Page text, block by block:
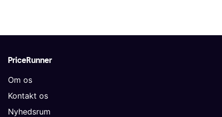
PriceRunner
Om os
Kontakt os
Nyhedsrum